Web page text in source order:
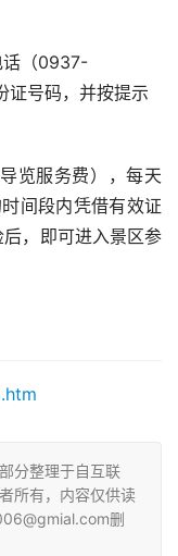
话（0937-
号码，并按提示
览服务费），每天
间段内凭借有效证
，即可进入景区参
分整理于自互联
所有，内容仅供读
删